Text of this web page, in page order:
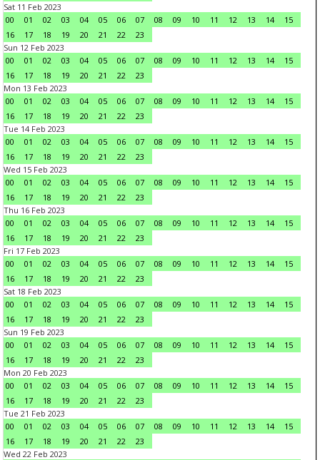
Sat 11 Feb 2023
00
01 02 03 04 05 06 07 08 09 10 11 12 13 14
15
16
17 18 19 20 21 22
23
Sun 12 Feb 2023
00
01 02 03 04 05 06 07 08 09 10 11 12 13 14
15
16
17 18 19 20 21 22
23
Mon 13 Feb 2023
00
01 02 03 04 05 06 07 08 09 10 11 12 13 14
15
16
17 18 19 20 21 22
23
Tue 14 Feb 2023
00
01 02 03 04 05 06 07 08 09 10 11 12 13 14
15
16
17 18 19 20 21 22
23
Wed 15 Feb 2023
00
01 02 03 04 05 06 07 08 09 10 11 12 13 14
15
16
17 18 19 20 21 22
23
Thu 16 Feb 2023
00
01 02 03 04 05 06 07 08 09 10 11 12 13 14
15
16
17 18 19 20 21 22
23
Fri 17 Feb 2023
00
01 02 03 04 05 06 07 08 09 10 11 12 13 14
15
16
17 18 19 20 21 22
23
Sat 18 Feb 2023
00
01 02 03 04 05 06 07 08 09 10 11 12 13 14
15
16
17 18 19 20 21 22
23
Sun 19 Feb 2023
00
01 02 03 04 05 06 07 08 09 10 11 12 13 14
15
16
17 18 19 20 21 22
23
Mon 20 Feb 2023
00
01 02 03 04 05 06 07 08 09 10 11 12 13 14
15
16
17 18 19 20 21 22
23
Tue 21 Feb 2023
00
01 02 03 04 05 06 07 08 09 10 11 12 13 14
15
16
17 18 19 20 21 22
23
Wed 22 Feb 2023